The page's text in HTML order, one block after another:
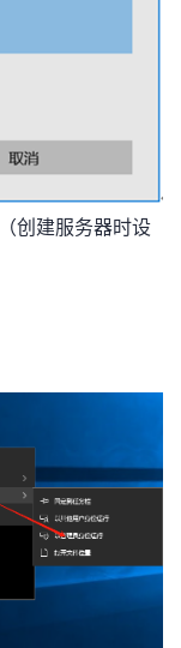
创建服务器时设